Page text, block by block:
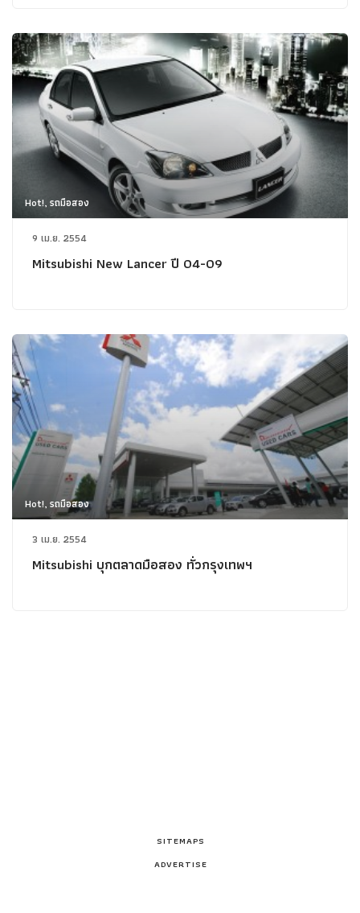
Hot!, รถมือสอง
9 เม.ย. 2554
Mitsubishi New Lancer ปี 04-09
Hot!, รถมือสอง
3 เม.ย. 2554
Mitsubishi บุกตลาดมือสอง ทั่วกรุงเทพฯ
SITEMAPS
ADVERTISE